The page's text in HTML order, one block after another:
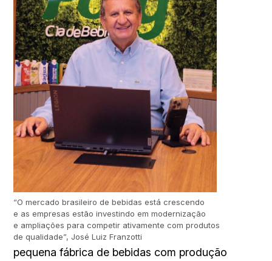
“O mercado brasileiro de bebidas está crescendo
e as empresas estão investindo em modernização
e ampliações para competir ativamente com produtos
de qualidade”, José Luiz Franzotti
pequena fábrica de bebidas com produção